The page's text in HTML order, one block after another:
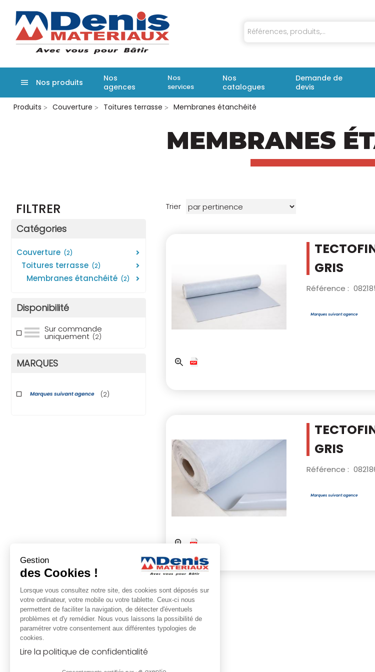
Aller
Nos produits
Nos
agences
Nos
services
Nos
catalogues
Demande de
devis
Produits
Couverture Toitures terrasse Membranes étanchéité
MEMBRANES
FILTRER
Catégories
couverture (2)
toitures terrasse (2)
membranes étanchéité (2)
Disponibilité
Sur commande
uniquement (2)
MARQUES
(2)
Trier
GRIS
Référence :
GRIS
Référence :
Gestion
des Cookies !
Lorsque vous consultez notre site, des cookies sont déposés sur
votre ordinateur, votre mobile ou votre tablette. Ceux-ci nous
permettent de faciliter la navigation, de détecter d'éventuels
problèmes et d'y remédier. Nous vous laissons la possibilité de
paramétrer votre consentement aux différentes typologies de
cookies.
Lire la politique de confidentialité